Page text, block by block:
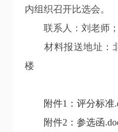
内组织召开比选会。
联系人：刘老师；
材料报送地址：北
楼
附件1：评分标准
附件2：参选函